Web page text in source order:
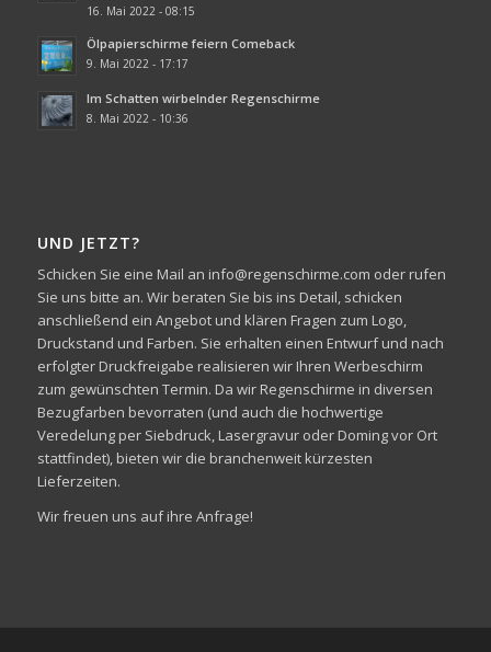
16. Mai 2022 - 08:15
Ölpapierschirme feiern Comeback
9. Mai 2022 - 17:17
Im Schatten wirbelnder Regenschirme
8. Mai 2022 - 10:36
UND JETZT?
Schicken Sie eine Mail an info@regenschirme.com oder rufen
Sie uns bitte an. Wir beraten Sie bis ins Detail, schicken
anschließend ein Angebot und klären Fragen zum Logo,
Druckstand und Farben. Sie erhalten einen Entwurf und nach
erfolgter Druckfreigabe realisieren wir Ihren Werbeschirm
zum gewünschten Termin. Da wir Regenschirme in diversen
Bezugfarben bevorraten (und auch die hochwertige
Veredelung per Siebdruck, Lasergravur oder Doming vor Ort
stattfindet), bieten wir die branchenweit kürzesten
Lieferzeiten.
Wir freuen uns auf ihre Anfrage!